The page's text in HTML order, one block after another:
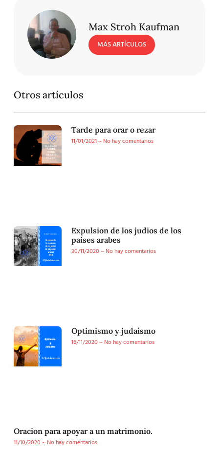
Max Stroh Kaufman
MÁS ARTÍCULOS
Otros artículos
Tarde para orar o rezar
11/01/2021
No hay comentarios
Expulsion de los judios de los
paises arabes
30/11/2020
No hay comentarios
Optimismo y judaísmo
16/11/2020
No hay comentarios
Oracion para apoyar a un matrimonio.
11/10/2020
No hay comentarios